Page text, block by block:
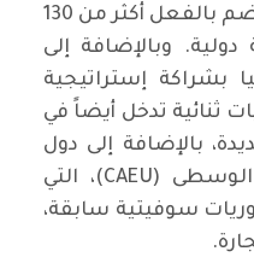
الجديد، والتي في حد ذاتها تضم بالفعل أكثر من 130
من 30 منظمة دولية. وبالإضافة إلى
بشراكة إستراتيجية
ثنائية تدخل أيضاً في
بالإضافة إلى دول
الاتحاد الاقتصادي لآسيا الوسطى (CAEU)، التي
سوفيتية سابقة،